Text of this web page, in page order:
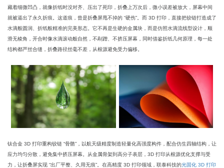
藏着细微凹凸，就像折纸时没对齐、压出了死印，折叠上万次后，微小误差被放大，屏幕中间
就被逼出了永久折痕。这道痕，曾是折叠屏甩不掉的 “硬伤”。而 3D 打印，直接把铰链打造成了
水滴般圆润、折纸般精准的完美形态。它不再是生硬的金属块，而是仿照水滴流线型设计，顺
滑无棱角，开合时像水滴滚动般自然，不剐蹭、不挤压屏幕，同时借鉴折纸几何原理，每一处
结构都严丝合缝，折叠路径丝毫不差，从根源避免受力偏移。
钛合金 3D 打印重构铰链 “骨骼”，以航天级精度制造轻量化高强度构件，配合仿生四轴结构，让
应力均匀分散，避免集中挤压屏幕。从金属骨架到高分子表层，3D 打印从根源优化支撑与受
力，让折叠屏实现 “出厂平整、久用无痕”。在高精度 3D 打印领域，联泰科技的光固化 3D 打印